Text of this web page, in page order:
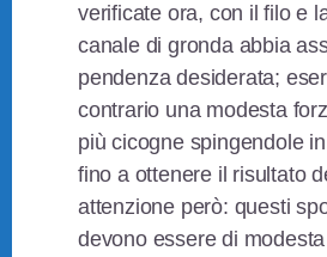
verificate ora, con il filo e
canale di gronda abbia
pendenza desiderata;
contrario una modesta
più cicogne spingendole
fino a ottenere il risultato
attenzione però: questi
devono essere di